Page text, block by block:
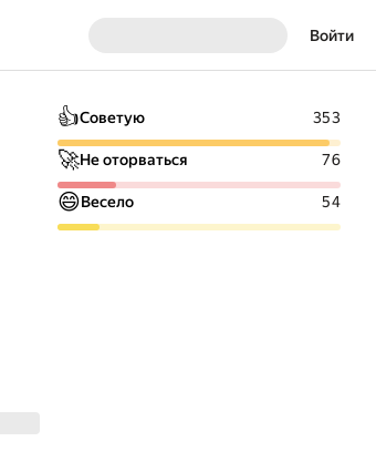
Войти
👍Советую 353
🚀Не оторваться 76
😄Весело 54